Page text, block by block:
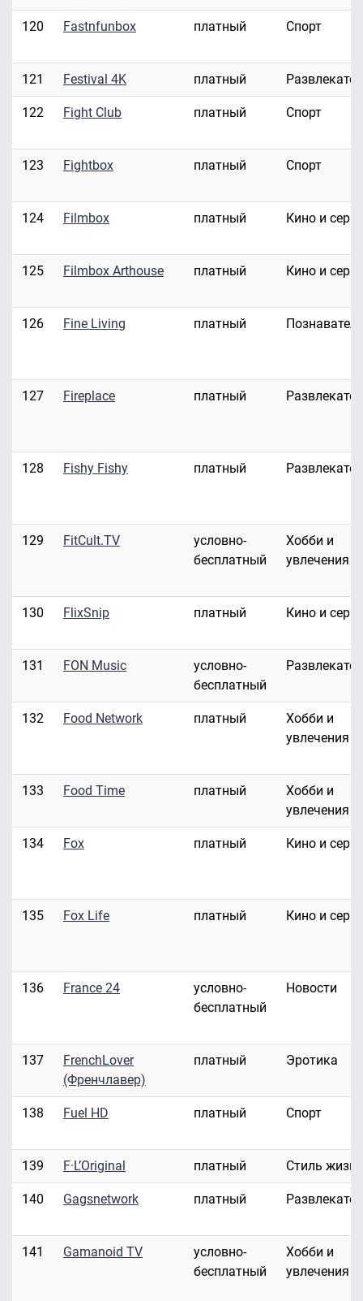
120 Fastnfunbox платный Спорт
121 Festival 4K платный
122 Fight Club платный Спорт
123 Fightbox платный Спорт
124 Filmbox платный Кино и
125 Filmbox Arthouse платный Кино и
126 Fine Living платный
127 Fireplace платный
128 Fishy Fishy платный
129 FitCult.TV
условно-
бесплатный
Хобби и
увлечения
130 FlixSnip платный Кино и
131 FON Music
условно-
бесплатный
132 Food Network платный
Хобби и
увлечения
133 Food Time платный
Хобби и
увлечения
134 Fox платный Кино и
135 Fox Life платный Кино и
136 France 24
условно-
бесплатный
Новости
137
FrenchLover
(Френчлавер)
платный Эротика
138 Fuel HD платный Спорт
139 F·L’Original платный Стиль жизни
140 Gagsnetwork платный
141 Gamanoid TV
условно-
бесплатный
Хобби и
увлечения